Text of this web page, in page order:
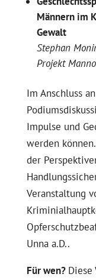
Männern im
Gewalt
Stephan
Projekt
Im Anschluss
Impulse und
werden
der
Veranstaltung
Unna a.D..
Für wen?